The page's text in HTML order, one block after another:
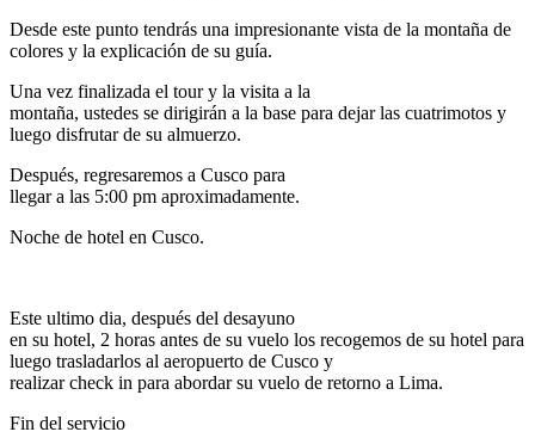
Desde este punto tendrás una impresionante vista de la montaña de
colores y la explicación de su guía.
Una vez finalizada el tour y la visita a la
montaña, ustedes se dirigirán a la base para dejar las cuatrimotos y
luego disfrutar de su almuerzo.
Después, regresaremos a Cusco para
llegar a las 5:00 pm aproximadamente.
Noche de hotel en Cusco.
Este ultimo dia, después del desayuno
en su hotel, 2 horas antes de su vuelo los recogemos de su hotel para
luego trasladarlos al aeropuerto de Cusco y
realizar check in para abordar su vuelo de retorno a Lima.
Fin del servicio